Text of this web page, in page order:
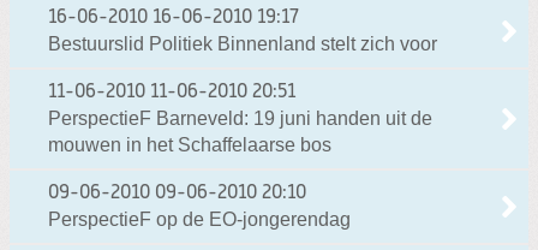
16-06-2010 16-06-2010 19:17
Bestuurslid Politiek Binnenland stelt zich voor
11-06-2010 11-06-2010 20:51
PerspectieF Barneveld: 19 juni handen uit de
mouwen in het Schaffelaarse bos
09-06-2010 09-06-2010 20:10
PerspectieF op de EO-jongerendag